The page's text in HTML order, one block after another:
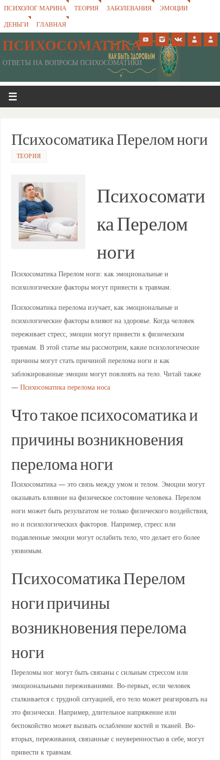
ПСИХОЛОГ МАРИНА ТЕОРИЯ ЗАБОЛЕВАНИЯ
ЭМОЦИИ
ДЕНЬГИ
ГЛАВНАЯ
ПСИХОСОМАТИКА
ОТВЕТЫ НА ВОПРОСЫ ПСИХОСОМАТИКИ
Психосоматика Перелом ноги
ТЕОРИЯ
Психосомати
ка Перелом
ноги
Психосоматика Перелом ноги: как эмоциональные и
психологические факторы могут привести к травмам.
Психосоматика перелома изучает, как эмоциональные и
психологические факторы влияют на здоровье. Когда человек
переживает стресс, эмоции могут привести к физическим
травмам. В этой статье мы рассмотрим, какие психологические
причины могут стать причиной перелома ноги и как
заблокированные эмоции могут повлиять на тело. Читай также
— Психосоматика перелома носа
Что такое психосоматика и
причины возникновения
перелома ноги
Психосоматика — это связь между умом и телом. Эмоции могут
оказывать влияние на физическое состояние человека. Перелом
ноги может быть результатом не только физического воздействия,
но и психологических факторов. Например, стресс или
подавленные эмоции могут ослабить тело, что делает его более
уязвимым.
Психосоматика Перелом
ноги причины
возникновения перелома
ноги
Переломы ног могут быть связаны с сильным стрессом или
эмоциональными переживаниями. Во-первых, если человек
сталкивается с трудной ситуацией, его тело может реагировать на
это физически. Например, длительное напряжение или
беспокойство может вызвать ослабление костей и тканей. Во-
вторых, переживания, связанные с неуверенностью в себе, могут
привести к травмам.